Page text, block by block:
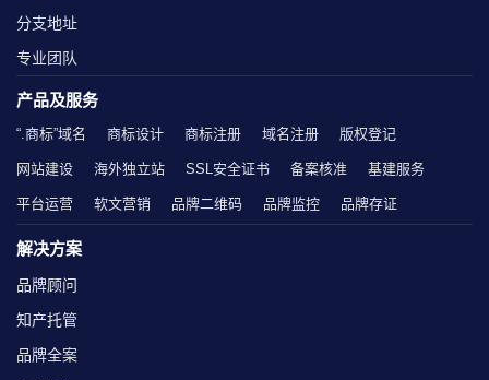
分支地址
专业团队
产品及服务
“.商标”域名 商标设计 商标注册 域名注册 版权登记
网站建设 海外独立站 SSL安全证书 备案核准 基建服务
平台运营 软文营销 品牌二维码 品牌监控 品牌存证
解决方案
品牌顾问
知产托管
品牌全案